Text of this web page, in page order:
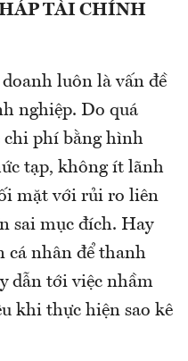
TÀI CHÍNH
luôn là vấn đề
nghiệp. Do quá
phí bằng hình
tạp, không ít lãnh
mặt với rủi ro liên
sai mục đích. Hay
cá nhân để thanh
dẫn tới việc nhầm
khi thực hiện sao kê